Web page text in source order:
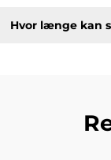
Hvor længe kan